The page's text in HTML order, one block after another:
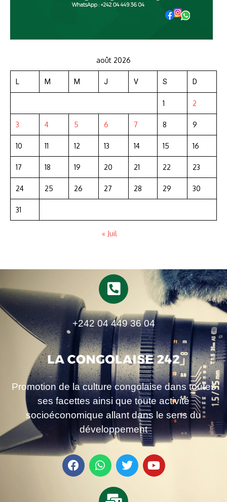
août 2026
L M M J V S D
1 2
3 4 5 6 7 8 9
10 11 12 13 14 15 16
17 18 19 20 21 22 23
24 25 26 27 28 29 30
31
« Juil
+242 04 449 36 04
Promotion de la culture congolaise dans toutes
ses facettes ainsi que toute activité
socioéconomique allant dans le sens du
développement